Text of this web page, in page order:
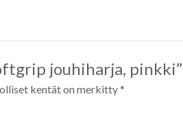
jouhiharja, pinkki”
kentät on merkitty*